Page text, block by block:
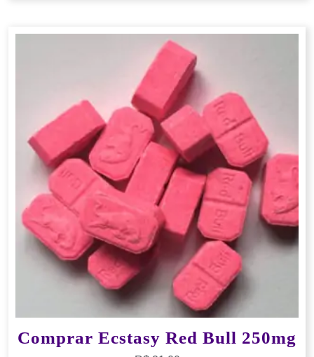
Comprar Ecstasy Red Bull 250mg